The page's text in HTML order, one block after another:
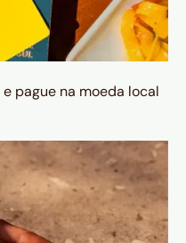
e pague na moeda local